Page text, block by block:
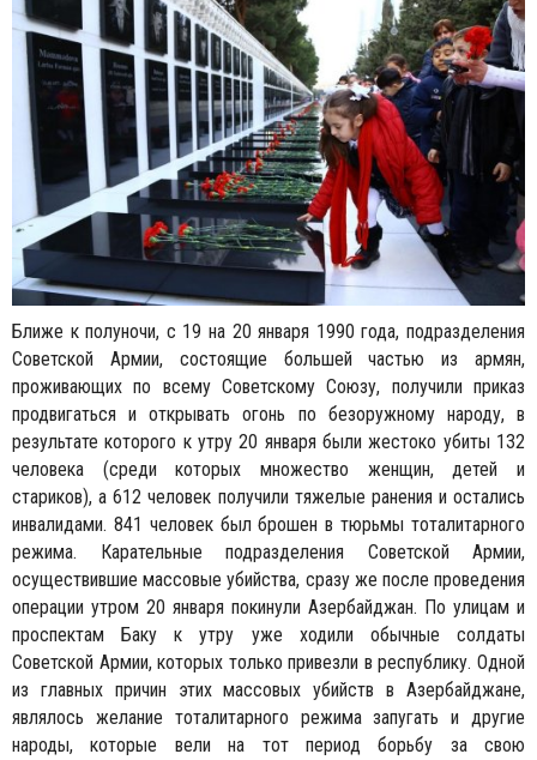
Ближе к полуночи, с 19 на 20 января 1990 года, подразделения
Советской Армии, состоящие большей частью из армян,
проживающих по всему Советскому Союзу, получили приказ
продвигаться и открывать огонь по безоружному народу, в
результате которого к утру 20 января были жестоко убиты 132
человека (среди которых множество женщин, детей и
стариков), а 612 человек получили тяжелые ранения и остались
инвалидами. 841 человек был брошен в тюрьмы тоталитарного
режима. Карательные подразделения Советской Армии,
осуществившие массовые убийства, сразу же после проведения
операции утром 20 января покинули Азербайджан. По улицам и
проспектам Баку к утру уже ходили обычные солдаты
Советской Армии, которых только привезли в республику. Одной
из главных причин этих массовых убийств в Азербайджане,
являлось желание тоталитарного режима запугать и другие
народы, которые вели на тот период борьбу за свою